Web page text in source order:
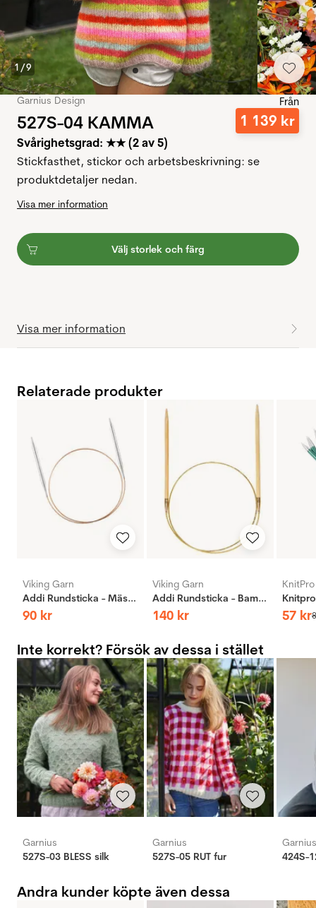
1 /9
Garnius Design
527S-04 KAMMA
Från
1 139 kr
Svårighetsgrad: ★★ (2 av 5)
Stickfasthet, stickor och arbetsbeskrivning: se
produktdetaljer nedan.
Visa mer information
Välj storlek och färg
Visa mer information
Relaterade produkter
Viking Garn
Addi Rundsticka - Mässing
90 kr
Viking Garn
Addi Rundsticka - Bambus
140 kr
KnitPro
57 kr
Inte korrekt? Försök av dessa i stället
Garnius
527S-03 BLESS silk
Garnius
527S-05 RUT fur
Garnius
Andra kunder köpte även dessa